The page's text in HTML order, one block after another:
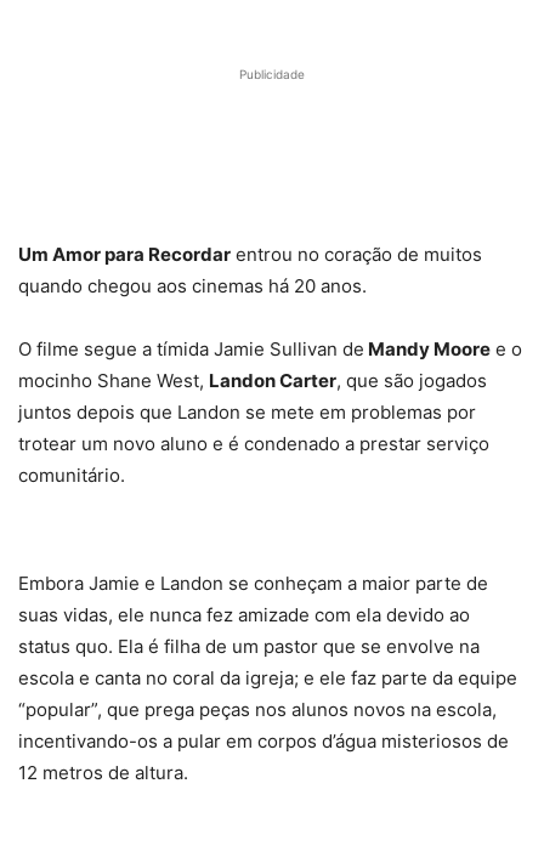
Publicidade
Um Amor para Recordar entrou no coração de muitos
quando chegou aos cinemas há 20 anos.
O filme segue a tímida Jamie Sullivan de Mandy Moore e o
mocinho Shane West, Landon Carter, que são jogados
juntos depois que Landon se mete em problemas por
trotear um novo aluno e é condenado a prestar serviço
comunitário.
Embora Jamie e Landon se conheçam a maior parte de
suas vidas, ele nunca fez amizade com ela devido ao
status quo. Ela é filha de um pastor que se envolve na
escola e canta no coral da igreja; e ele faz parte da equipe
“popular”, que prega peças nos alunos novos na escola,
incentivando-os a pular em corpos d’água misteriosos de
12 metros de altura.